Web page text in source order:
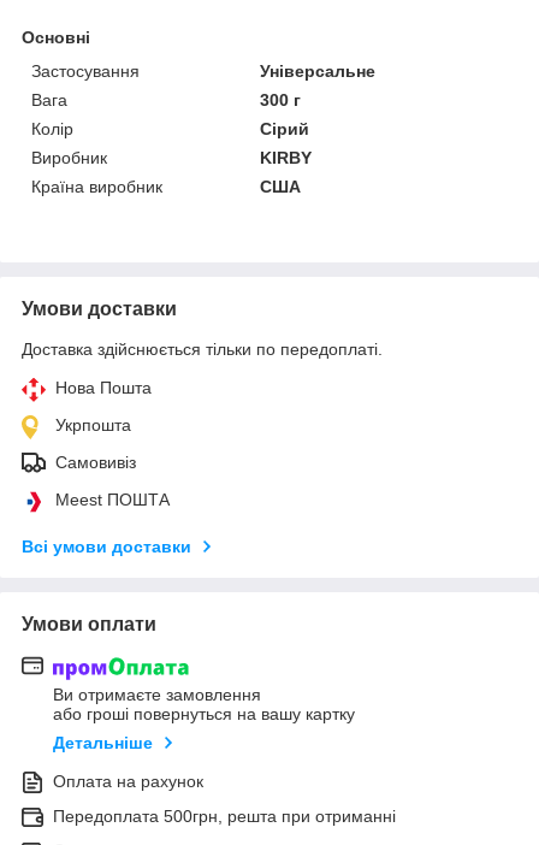
Основні
Застосування
Універсальне
Вага
300 г
Колір
Сірий
Виробник
KIRBY
Країна виробник
США
Умови доставки
Доставка здійснюється тільки по передоплаті.
Нова Пошта
Укрпошта
Самовивіз
Meest ПОШТА
Всі умови доставки
Умови оплати
Ви отримаєте замовлення
або гроші повернуться на вашу картку
Детальніше
Оплата на рахунок
Передоплата 500грн, решта при отриманні